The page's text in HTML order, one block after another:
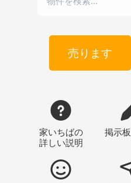
売ります
家いちばの
詳しい説明
掲示板